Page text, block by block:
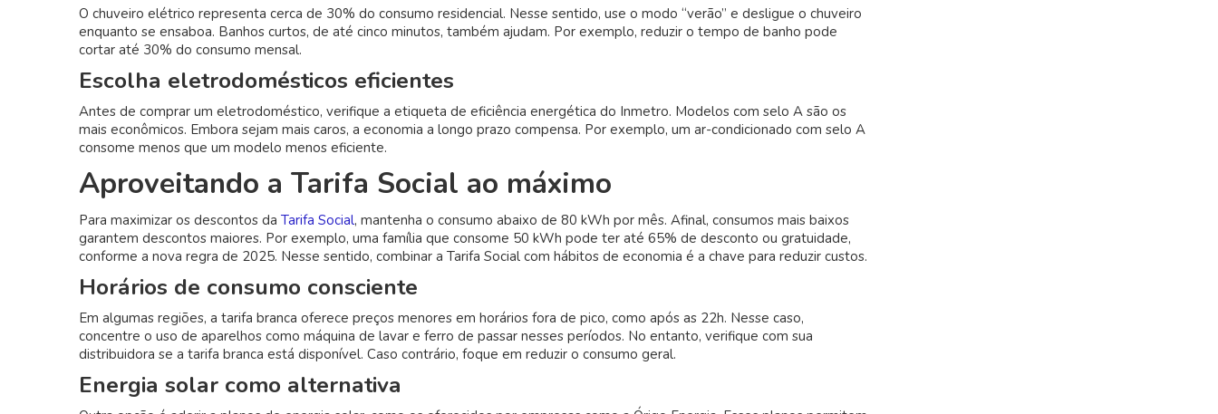
O chuveiro elétrico representa cerca de 30% do consumo residencial. Nesse sentido, use o modo “verão” e desligue o chuveiro
enquanto se ensaboa. Banhos curtos, de até cinco minutos, também ajudam. Por exemplo, reduzir o tempo de banho pode
cortar até 30% do consumo mensal.
Escolha eletrodomésticos eficientes
Antes de comprar um eletrodoméstico, verifique a etiqueta de eficiência energética do Inmetro. Modelos com selo A são os
mais econômicos. Embora sejam mais caros, a economia a longo prazo compensa. Por exemplo, um ar-condicionado com selo A
consome menos que um modelo menos eficiente.
Aproveitando a Tarifa Social ao máximo
Para maximizar os descontos da Tarifa Social, mantenha o consumo abaixo de 80 kWh por mês. Afinal, consumos mais baixos
garantem descontos maiores. Por exemplo, uma família que consome 50 kWh pode ter até 65% de desconto ou gratuidade,
conforme a nova regra de 2025. Nesse sentido, combinar a Tarifa Social com hábitos de economia é a chave para reduzir custos.
Horários de consumo consciente
Em algumas regiões, a tarifa branca oferece preços menores em horários fora de pico, como após as 22h. Nesse caso,
concentre o uso de aparelhos como máquina de lavar e ferro de passar nesses períodos. No entanto, verifique com sua
distribuidora se a tarifa branca está disponível. Caso contrário, foque em reduzir o consumo geral.
Energia solar como alternativa